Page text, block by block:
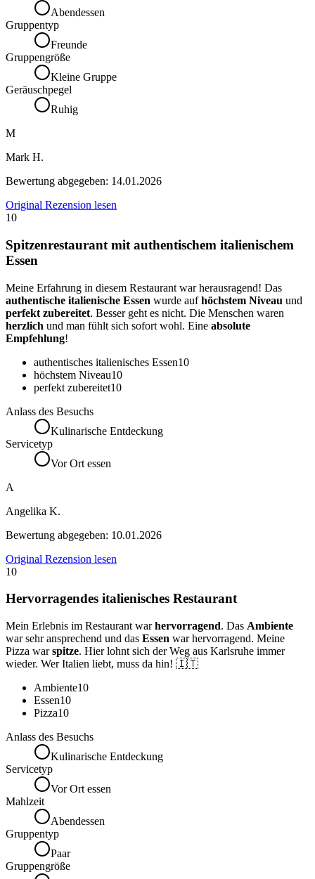
Abendessen
Gruppentyp
Freunde
Gruppengröße
Kleine Gruppe
Geräuschpegel
Ruhig
M
Mark H.
Bewertung abgegeben: 14.01.2026
Original Rezension lesen
10
Spitzenrestaurant mit authentischem italienischem
Essen
Meine Erfahrung in diesem Restaurant war herausragend! Das
authentische italienische Essen wurde aufhöchstem Niveau und
perfekt zubereitet. Besser geht es nicht. Die Menschen waren
herzlich und man fühlt sich sofort wohl. Eine absolute
Empfehlung!
authentisches italienisches Essen10
höchstem Niveau10
perfekt zubereitet10
Anlass des Besuchs
Kulinarische Entdeckung
Servicetyp
Vor Ort essen
A
Angelika K.
Bewertung abgegeben: 10.01.2026
Original Rezension lesen
10
Hervorragendes italienisches Restaurant
Mein Erlebnis im Restaurant warhervorragend. Das Ambiente
war sehr ansprechend und das Essen war hervorragend. Meine
Pizza warspitze. Hier lohnt sich der Weg aus Karlsruhe immer
wieder. Wer Italien liebt, muss da hin! 🇮🇹
Ambiente10
Essen10
Pizza10
Anlass des Besuchs
Kulinarische Entdeckung
Servicetyp
Vor Ort essen
Mahlzeit
Abendessen
Gruppentyp
Paar
Gruppengröße